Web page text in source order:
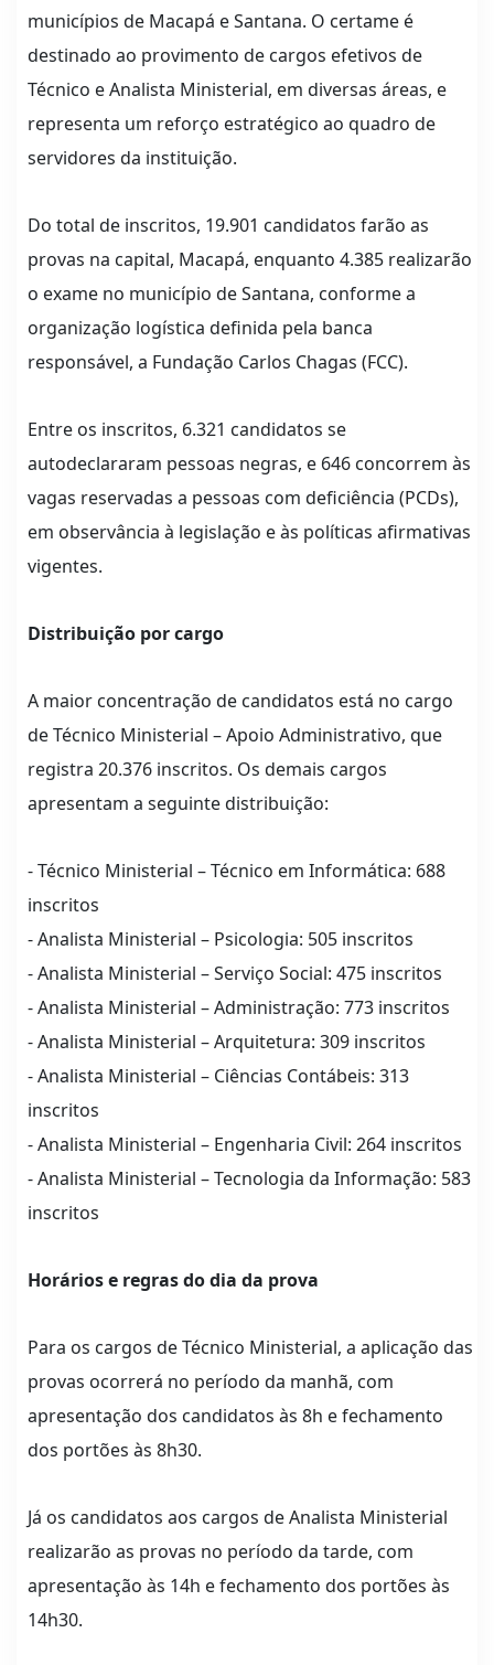
municípios de Macapá e Santana. O certame é
destinado ao provimento de cargos efetivos de
Técnico e Analista Ministerial, em diversas áreas, e
representa um reforço estratégico ao quadro de
servidores da instituição.
Do total de inscritos, 19.901 candidatos farão as
provas na capital, Macapá, enquanto 4.385 realizarão
o exame no município de Santana, conforme a
organização logística definida pela banca
responsável, a Fundação Carlos Chagas (FCC).
Entre os inscritos, 6.321 candidatos se
autodeclararam pessoas negras, e 646 concorrem às
vagas reservadas a pessoas com deficiência (PCDs),
em observância à legislação e às políticas afirmativas
vigentes.
Distribuição por cargo
A maior concentração de candidatos está no cargo
de Técnico Ministerial – Apoio Administrativo, que
registra 20.376 inscritos. Os demais cargos
apresentam a seguinte distribuição:
- Técnico Ministerial – Técnico em Informática: 688
inscritos
- Analista Ministerial – Psicologia: 505 inscritos
- Analista Ministerial – Serviço Social: 475 inscritos
- Analista Ministerial – Administração: 773 inscritos
- Analista Ministerial – Arquitetura: 309 inscritos
- Analista Ministerial – Ciências Contábeis: 313
inscritos
- Analista Ministerial – Engenharia Civil: 264 inscritos
- Analista Ministerial – Tecnologia da Informação: 583
inscritos
Horários e regras do dia da prova
Para os cargos de Técnico Ministerial, a aplicação das
provas ocorrerá no período da manhã, com
apresentação dos candidatos às 8h e fechamento
dos portões às 8h30.
Já os candidatos aos cargos de Analista Ministerial
realizarão as provas no período da tarde, com
apresentação às 14h e fechamento dos portões às
14h30.